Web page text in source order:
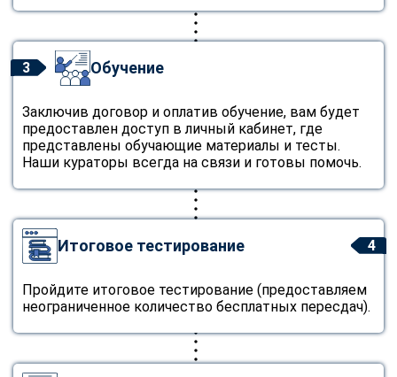
3 Обучение
Заключив договор и оплатив обучение, вам будет
предоставлен доступ в личный кабинет, где
представлены обучающие материалы и тесты.
Наши кураторы всегда на связи и готовы помочь.
4
Итоговое тестирование
Пройдите итоговое тестирование (предоставляем
неограниченное количество бесплатных пересдач).